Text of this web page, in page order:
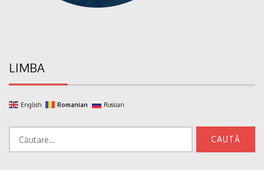
LIMBA
English Romanian Russian
după: